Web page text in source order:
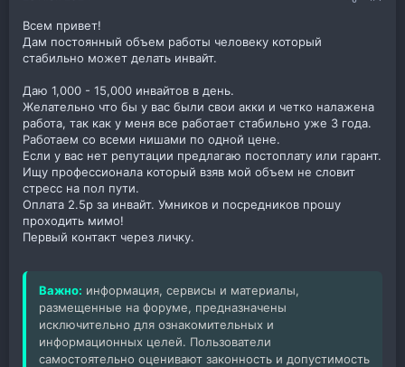
Всем привет!
Дам постоянный объем работы человеку который
стабильно может делать инвайт.
Даю 1,000 - 15,000 инвайтов в день.
Желательно что бы у вас были свои акки и четко налажена
работа, так как у меня все работает стабильно уже 3 года.
Работаем со всеми нишами по одной цене.
Если у вас нет репутации предлагаю постоплату или гарант.
Ищу профессионала который взяв мой объем не словит
стресс на пол пути.
Оплата 2.5р за инвайт. Умников и посредников прошу
проходить мимо!
Первый контакт через личку.
Важно: информация, сервисы и материалы,
размещенные на форуме, предназначены
исключительно для ознакомительных и
информационных целей. Пользователи
самостоятельно оценивают законность и допустимость